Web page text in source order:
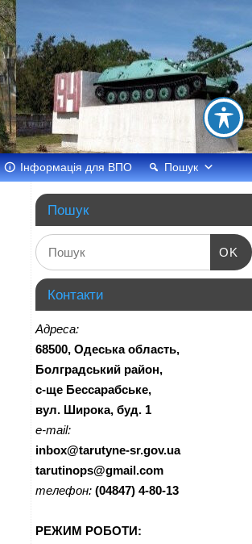
Інформація для ВПО Пошук
Пошук
OK
Контакти
Адреса:
68500, Одеська область,
Болградський район,
с-ще Бессарабське,
вул. Широка, буд. 1
e-mail:
inbox@tarutyne-sr.gov.ua
tarutinops@gmail.com
телефон: (04847) 4-80-13
РЕЖИМ РОБОТИ: